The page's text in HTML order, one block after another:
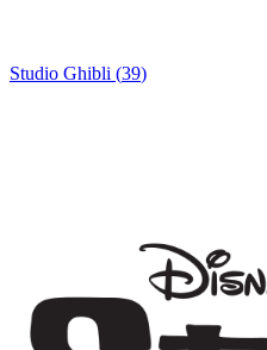
Studio Ghibli (39)